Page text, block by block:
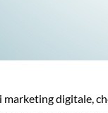
marketing digitale,